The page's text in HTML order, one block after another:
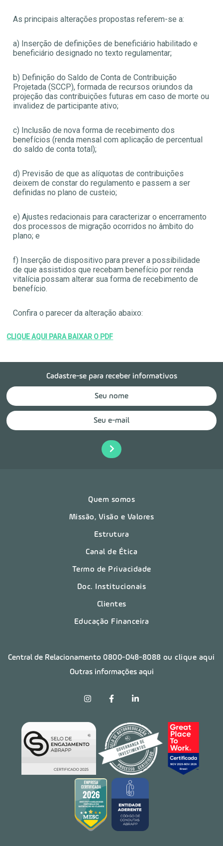
As principais alterações propostas referem-se a:
a) Inserção de definições de beneficiário habilitado e
beneficiário designado no texto regulamentar;
b) Definição do Saldo de Conta de Contribuição
Projetada (SCCP), formada de recursos oriundos da
projeção das contribuições futuras em caso de morte ou
invalidez de participante ativo;
c) Inclusão de nova forma de recebimento dos
benefícios (renda mensal com aplicação de percentual
do saldo de conta total);
d) Previsão de que as alíquotas de contribuições
deixem de constar do regulamento e passem a ser
definidas no plano de custeio;
e) Ajustes redacionais para caracterizar o encerramento
dos processos de migração ocorridos no âmbito do
plano; e
f) Inserção de dispositivo para prever a possibilidade
de que assistidos que recebam benefício por renda
vitalícia possam alterar sua forma de recebimento de
benefício.
Confira o parecer da alteração abaixo:
CLIQUE AQUI PARA BAIXAR O PDF
Cadastre-se para receber informativos
Quem somos
Missão, Visão e Valores
Estrutura
Canal de Ética
Termo de Privacidade
Doc. Institucionais
Clientes
Educação Financeira
Central de Relacionamento0800-048-8088 ou clique aqui
Outras informações aqui